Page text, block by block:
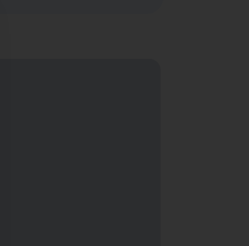
wird der Dialog geschlossen. Seine Funktionalität ist identisch